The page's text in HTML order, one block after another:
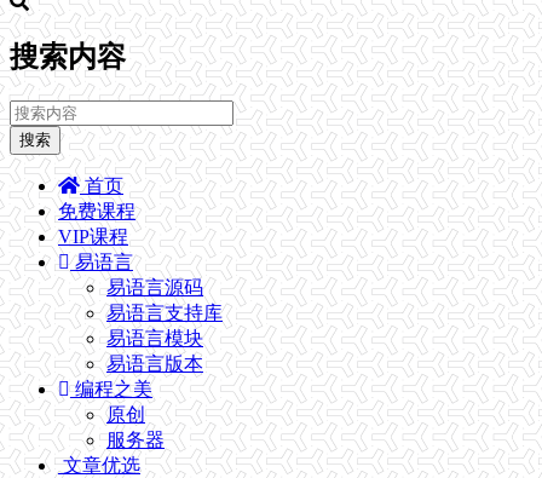
搜索内容
搜索
首页
免费课程
VIP课程
易语言
易语言源码
易语言支持库
易语言模块
易语言版本
编程之美
原创
服务器
文章优选